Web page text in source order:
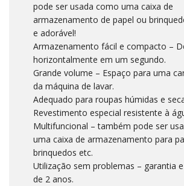
pode ser usada como uma caixa de
armazenamento de papel ou
e adorável!
Armazenamento fácil e compacto –
horizontalmente em um segundo.
Grande volume – Espaço para uma
da máquina de lavar.
Adequado para roupas húmidas e
Revestimento especial resistente à
Multifuncional – também pode ser
uma caixa de armazenamento para
brinquedos etc.
Utilização sem problemas – garantia
de 2 anos.